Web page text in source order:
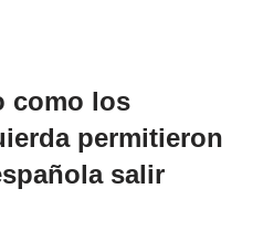
como los
permitieron
salir